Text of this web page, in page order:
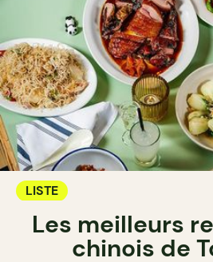
LISTE
Les meilleurs
chinois de